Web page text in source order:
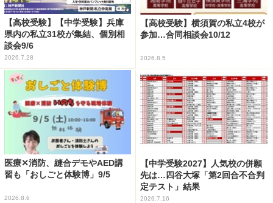
【高校受験】【中学受験】兵庫
県内の私立31校が集結、個別相
談会9/6
2026.7.28
【高校受験】横須賀の私立4校が
参加…合同相談会10/12
2026.8.5
医療✕消防、縫合デモやAED講
習も「おしごと体験博」9/5
2026.8.6
【中学受験2027】人気校の併願
先は…四谷大塚「第2回合不合判
定テスト」結果
2026.7.16